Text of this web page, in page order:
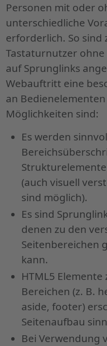
Personen mit oder
unterschiedliche
erforderlich. So sind
Tastaturnutzer
auf Sprunglinks
Webauftritt eine
an
Möglichkeiten sind:
Es werden
(auch visuell
sind möglich).
Es sind
denen zu den
Seitenbereichen
kann.
HTML5
Bereichen (z. B.
aside, footer)
Seitenaufbau
Bei Verwendung